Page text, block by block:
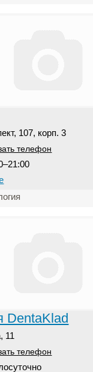
107, корп. 3
телефон
DentaKlad
11
телефон